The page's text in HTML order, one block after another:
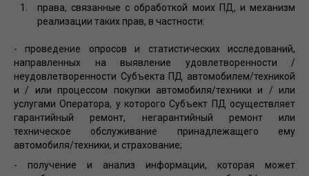
права, связанные с обработкой моих ПД, и механизм
реализации таких прав, в частности:
- проведение опросов и статистических исследований,
направленных на выявление удовлетворенности /
неудовлетворенности Субъекта ПД автомобилем/техникой
и / или процессом покупки автомобиля/техники и / или
услугами Оператора, у которого Субъект ПД осуществляет
гарантийный ремонт, негарантийный ремонт или
техническое обслуживание принадлежащего ему
автомобиля/техники, и страхование;
- получение и анализ информации, которая может